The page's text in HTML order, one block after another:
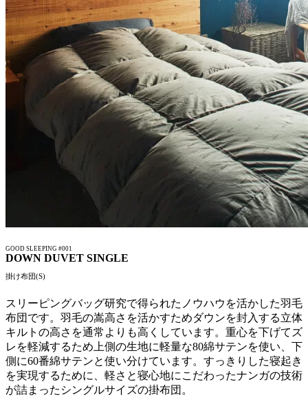
GOOD SLEEPING #001
DOWN DUVET SINGLE
掛け布団(S)
スリーピングバッグ研究で得られたノウハウを活かした羽毛
布団です。羽毛の嵩高さを活かすためダウンを封入する立体
キルトの高さを通常よりも高くしています。重心を下げてズ
レを軽減するため上側の生地に軽量な80綿サテンを使い、下
側に60番綿サテンと使い分けています。すっきりした寝起き
を実現するために、軽さと寝心地にこだわったナンガの技術
が詰まったシングルサイズの掛布団。